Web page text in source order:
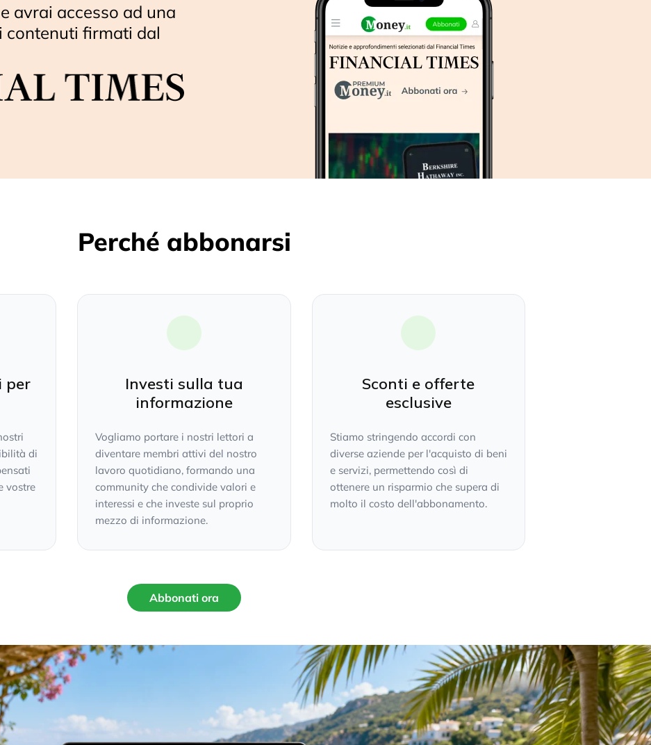
e avrai accesso ad una
contenuti firmati dal
Perché abbonarsi
per
di
vostre
Investi sulla tua
informazione
Vogliamo portare i nostri lettori a
diventare membri attivi del nostro
lavoro quotidiano, formando una
community che condivide valori e
interessi e che investe sul proprio
mezzo di informazione.
Sconti e offerte
esclusive
Stiamo stringendo accordi con
diverse aziende per l'acquisto di beni
e servizi, permettendo così di
ottenere un risparmio che supera di
molto il costo dell'abbonamento.
Abbonati ora